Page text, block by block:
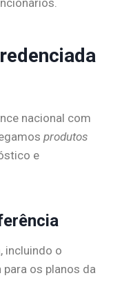
nacional com
produtos
e
incluindo o
os planos da